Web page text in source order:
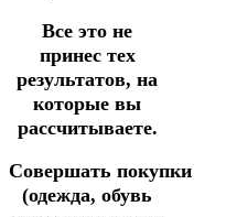
Все это не
принес тех
результатов, на
которые вы
рассчитываете.
Совершать покупки
(одежда, обувь